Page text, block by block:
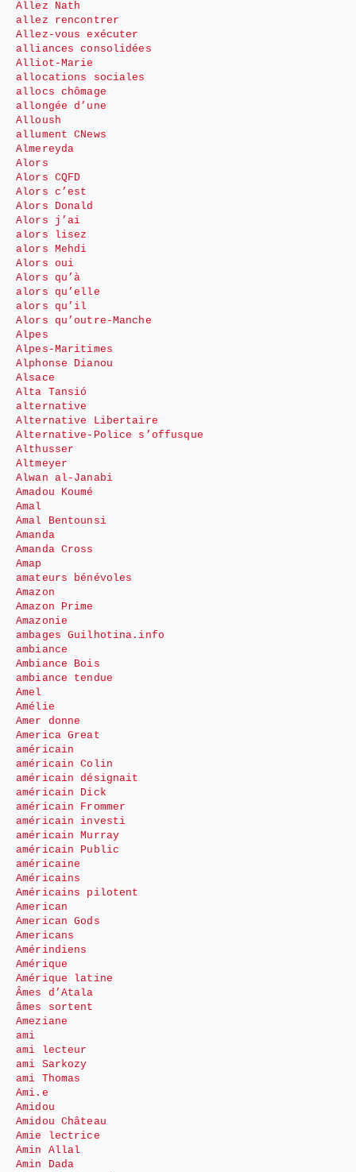
Allez Nath
allez rencontrer
Allez-vous exécuter
alliances consolidées
Alliot-Marie
allocations sociales
allocs chômage
allongée d’une
Alloush
allument CNews
Almereyda
Alors
Alors CQFD
Alors c’est
Alors Donald
Alors j’ai
alors lisez
alors Mehdi
Alors oui
Alors qu’à
alors qu’elle
alors qu’il
Alors qu’outre-Manche
Alpes
Alpes-Maritimes
Alphonse Dianou
Alsace
Alta Tansió
alternative
Alternative Libertaire
Alternative-Police s’offusque
Althusser
Altmeyer
Alwan al-Janabi
Amadou Koumé
Amal
Amal Bentounsi
Amanda
Amanda Cross
Amap
amateurs bénévoles
Amazon
Amazon Prime
Amazonie
ambages Guilhotina.info
ambiance
Ambiance Bois
ambiance tendue
Amel
Amélie
Amer donne
America Great
américain
américain Colin
américain désignait
américain Dick
américain Frommer
américain investi
américain Murray
américain Public
américaine
Américains
Américains pilotent
American
American Gods
Americans
Amérindiens
Amérique
Amérique latine
Âmes d’Atala
âmes sortent
Ameziane
ami
ami lecteur
ami Sarkozy
ami Thomas
Ami.e
Amidou
Amidou Château
Amie lectrice
Amin Allal
Amin Dada